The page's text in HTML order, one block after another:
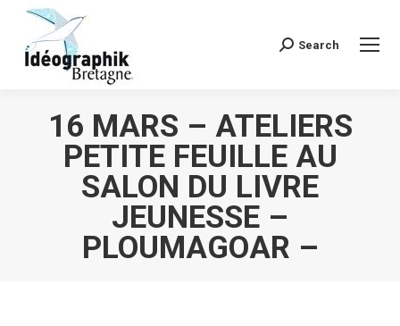
Recherche
Search
16 MARS – ATELIERS
PETITE FEUILLE AU
SALON DU LIVRE
JEUNESSE –
PLOUMAGOAR –